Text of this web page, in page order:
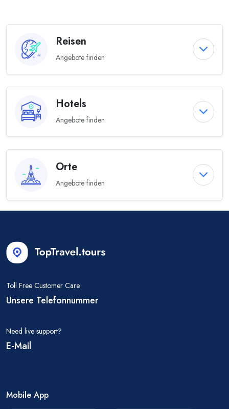
Reisen
Angebote finden
Hotels
Angebote finden
Orte
Angebote finden
Toll Free Customer Care
Unsere Telefonnummer
Need live support?
E-Mail
Mobile App